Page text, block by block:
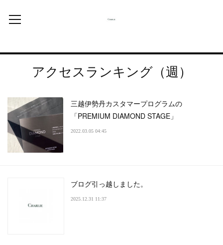
アクセスランキング（週）
三越伊勢丹カスタマープログラムの
「PREMIUM DIAMOND STAGE」
2022.03.05 04:45
ブログ引っ越しました。
2025.12.31 11:37